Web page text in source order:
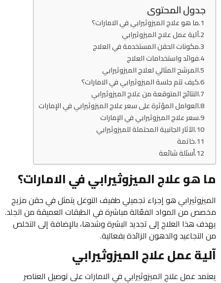
جدول المحتوى
ما هو علاج الميزوثيرابي في الامارات؟
آلية عمل علاج الميزوثيرابي
مكونات الحقن المستخدمة في العلاج
فوائد واستخدامات العلاج
المرشح المثالي لعلاج الميزوثيرابي
كيف تتم جلسة الميزوثيرابي في الامارات؟
النتائج المتوقعة من علاج الميزوثيرابي
العوامل المؤثرة على سعر علاج الميزوثيرابي في الإمارات
سعر علاج الميزوثيرابي في الإمارات
الآثار الجانبية المحتملة للميزوثيرابي
خاتمة
أسئلة شائعة
ما هو علاج الميزوثيرابي في الامارات؟
الميزوثيرابي هو إجراء تجميلي طفيف التوغل يتمثل في حقن مزيج
مخصص من المواد الفعّالة مباشرة في الطبقات العميقة من الجلد.
يهدف هذا العلاج إلى تجديد البشرة وشدها، بالإضافة إلى التخلص
من التجاعيد والدهون الزائدة بفعالية.
آلية عمل علاج الميزوثيرابي
يعتمد عمل علاج الميزوثيرابي في الامارات على توصيل العناصر